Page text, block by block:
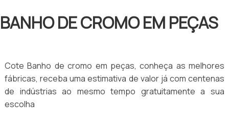
BANHO DE CROMO EM PEÇAS
Cote Banho de cromo em peças, conheça as melhores
fábricas, receba uma estimativa de valor já com centenas
de indústrias ao mesmo tempo gratuitamente a sua
escolha